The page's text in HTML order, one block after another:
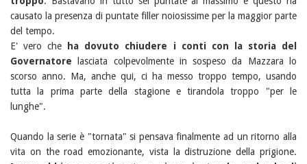
causato la presenza di puntate filler noiosissime per la maggior parte
del tempo.
E' vero che
ha dovuto chiudere i conti con la storia del
Governatore
lasciata colpevolmente in sospeso da Mazzara lo
scorso anno. Ma, anche qui, ci ha messo troppo tempo, usando
tutta la prima parte della stagione e tirandola troppo "per le
lunghe".
Quando la serie è "tornata" si pensava finalmente ad un ritorno alla
vita on the road emozionante, vista la distruzione della prigione.